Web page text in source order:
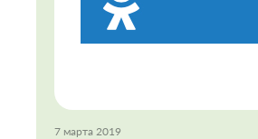
7 марта 2019